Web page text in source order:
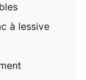
à lessive